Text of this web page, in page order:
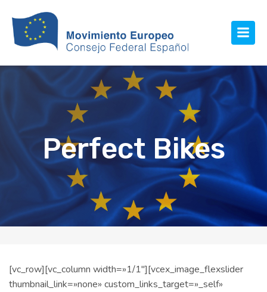
Perfect Bikes
[vc_row][vc_column width=»1/1″][vcex_image_flexslider
thumbnail_link=»none» custom_links_target=»_self»